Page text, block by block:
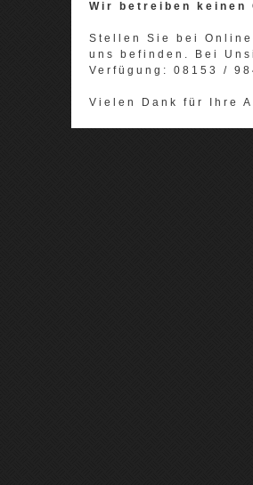
Wir betreiben keinen
Stellen Sie bei
uns befinden. Bei
Verfügung: 08153 /
Vielen Dank für Ihre